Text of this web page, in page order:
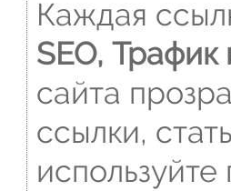
Каждая
SEO, Трафик
сайта
ссылки,